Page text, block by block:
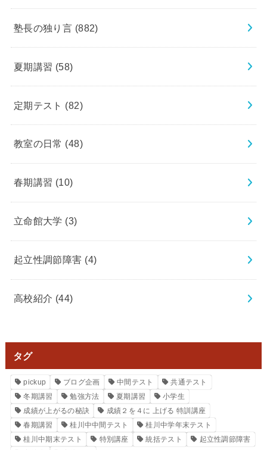
塾長の独り言 (882)
夏期講習 (58)
定期テスト (82)
教室の日常 (48)
春期講習 (10)
立命館大学 (3)
起立性調節障害 (4)
高校紹介 (44)
タグ
pickup ブログ企画 中間テスト
共通テスト
冬期講習
勉強方法 夏期講習
小学生
成績が上がるの秘訣
成績２を４に 上げる 特訓講座
春期講習
桂川中中間テスト
桂川中学年末テスト
桂川中期末テスト
特別講座 統括テスト
起立性調節障害